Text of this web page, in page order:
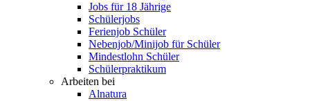
Jobs für 18 Jährige
Schülerjobs
Ferienjob Schüler
Nebenjob/Minijob für Schüler
Mindestlohn Schüler
Schülerpraktikum
Arbeiten bei
Alnatura